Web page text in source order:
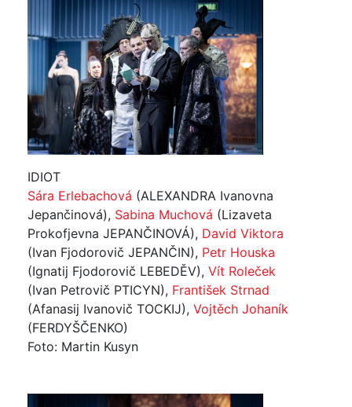
IDIOT
Sára Erlebachová (ALEXANDRA Ivanovna
Jepančinová), Sabina Muchová (Lizaveta
Prokofjevna JEPANČINOVÁ), David Viktora
(Ivan Fjodorovič JEPANČIN), Petr Houska
(Ignatij Fjodorovič LEBEDĚV), Vít Roleček
(Ivan Petrovič PTICYN), František Strnad
(Afanasij Ivanovič TOCKIJ), Vojtěch Johaník
(FERDYŠČENKO)
Foto: Martin Kusyn